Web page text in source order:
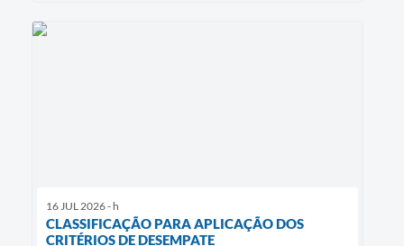
16 JUL 2026 - h
CLASSIFICAÇÃO PARA APLICAÇÃO DOS
CRITÉRIOS DE DESEMPATE